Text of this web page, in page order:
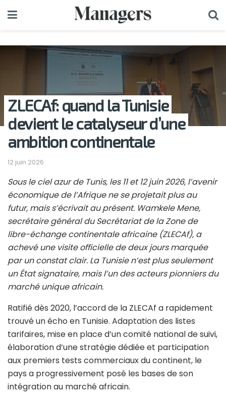
ZLECAf: quand la Tunisie
devient le catalyseur d’une
ambition continentale
12 juin 2026
Sous le ciel azur de Tunis, les 11 et 12 juin 2026, l’avenir
économique de l’Afrique ne se projetait plus au
futur, mais s’écrivait au présent. Wamkele Mene,
secrétaire général du Secrétariat de la Zone de
libre-échange continentale africaine (ZLECAf), a
achevé une visite officielle de deux jours marquée
par un constat clair. La Tunisie n’est plus seulement
un État signataire, mais l’un des acteurs pionniers du
marché unique africain.
Ratifié dès 2020, l’accord de la ZLECAf a rapidement
trouvé un écho en Tunisie. Adaptation des listes
tarifaires, mise en place d’un comité national de suivi,
élaboration d’une stratégie dédiée et participation
aux premiers tests commerciaux du continent, le
pays a progressivement posé les bases de son
intégration au marché africain.